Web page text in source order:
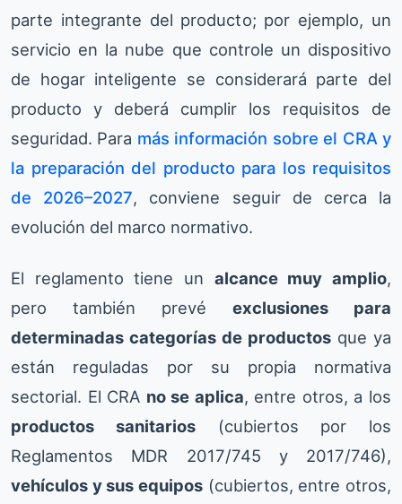
parte integrante del producto; por ejemplo, un
servicio en la nube que controle un dispositivo
de hogar inteligente se considerará parte del
producto y deberá cumplir los requisitos de
seguridad. Para más información sobre el CRA y
la preparación del producto para los requisitos
de 2026–2027, conviene seguir de cerca la
evolución del marco normativo.
El reglamento tiene un alcance muy amplio,
pero también prevé exclusiones para
determinadas categorías de productos que ya
están reguladas por su propia normativa
sectorial. El CRA no se aplica, entre otros, a los
productos sanitarios(cubiertos por los
Reglamentos MDR 2017/745 y 2017/746),
vehículos y sus equipos (cubiertos, entre otros,